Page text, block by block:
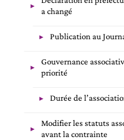
a changé
Publication au
Gouvernance
priorité
Durée de
Modifier les statuts
avant la contrainte